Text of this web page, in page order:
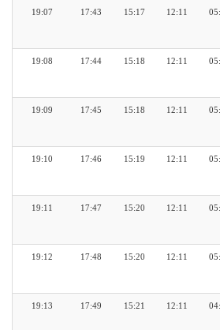
12:11
15:17
17:43
19:07
12:11
15:18
17:44
19:08
12:11
15:18
17:45
19:09
12:11
15:19
17:46
19:10
12:11
15:20
17:47
19:11
12:11
15:20
17:48
19:12
12:11
15:21
17:49
19:13